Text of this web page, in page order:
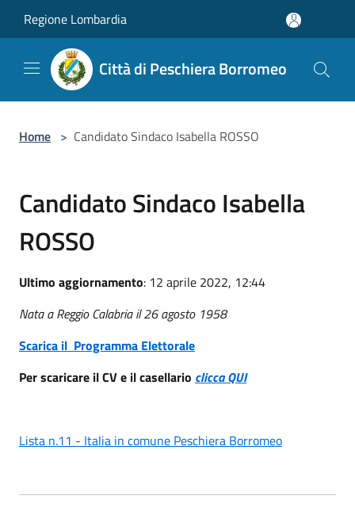
Regione Lombardia
Città di Peschiera Borromeo
Home > Candidato Sindaco Isabella ROSSO
Candidato Sindaco Isabella
ROSSO
Ultimo aggiornamento: 12 aprile 2022, 12:44
Nata a Reggio Calabria il 26 agosto 1958
Scarica il Programma Elettorale
Per scaricare il CV e il casellario clicca QUI
Lista n.11 - Italia in comune Peschiera Borromeo